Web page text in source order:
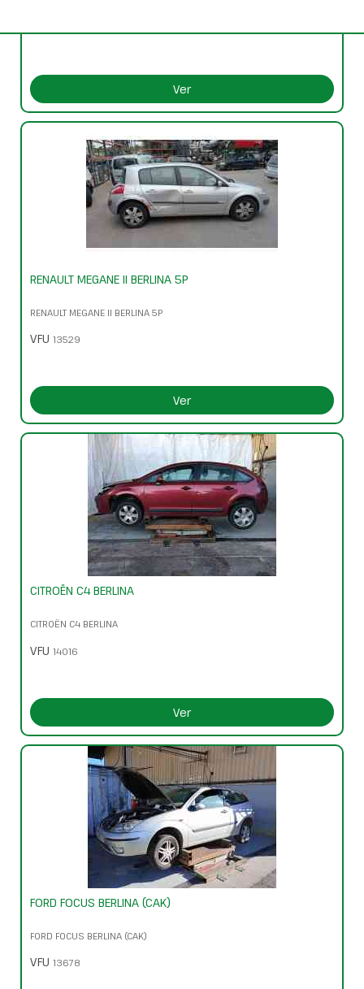
Ver
RENAULT MEGANE II BERLINA 5P
RENAULT MEGANE II BERLINA 5P
VFU 13529
Ver
CITROËN C4 BERLINA
CITROËN C4 BERLINA
VFU 14016
Ver
FORD FOCUS BERLINA (CAK)
FORD FOCUS BERLINA (CAK)
VFU 13678